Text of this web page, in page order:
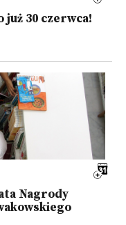
już 30 czerwca!
Nagrody